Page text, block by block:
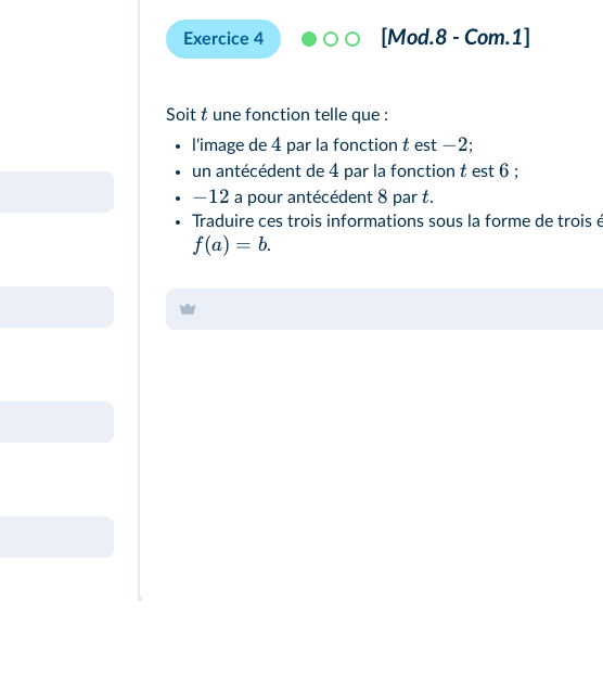
Exercice 4 Mod.8 - Com.1
Soit t une fonction telle que :
l'image de 4 par la fonction t est −2;
un antécédent de 4 par la fonction t est 6 ;
−12 a pour antécédent 8 par t.
Traduire ces trois informations sous la forme de trois
f(a) = b.